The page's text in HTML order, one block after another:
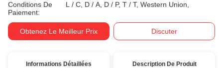
Conditions De
Paiement:
L / C, D / A, D / P, T / T, Western Union,
Obtenez Le Meilleur Prix Discuter
Informations Détaillées Description De Produit